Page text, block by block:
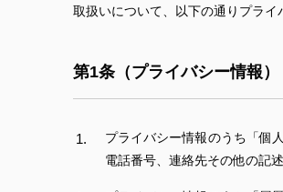
取扱いについて、以下の通りプライ
第1条（プライバシー情報）
プライバシー情報のうち「個
電話番号、連絡先その他の記